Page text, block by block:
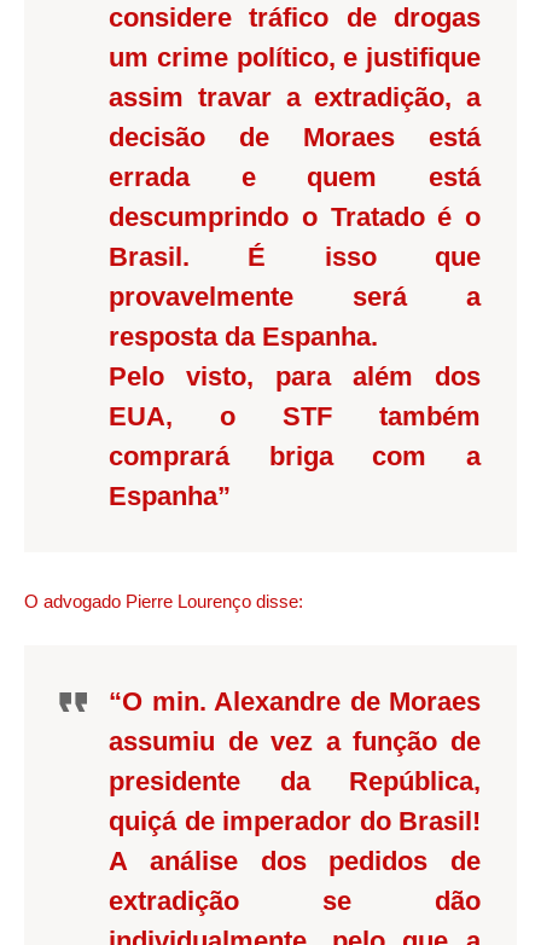
considere tráfico de drogas
um crime político, e justifique
assim travar a extradição, a
decisão de Moraes está
errada e quem está
descumprindo o Tratado é o
Brasil. É isso que
provavelmente será a
resposta da Espanha.
Pelo visto, para além dos
EUA, o STF também
comprará briga com a
Espanha”
O advogado Pierre Lourenço disse:
“O min. Alexandre de Moraes
assumiu de vez a função de
presidente da República,
quiçá de imperador do Brasil!
A análise dos pedidos de
extradição se dão